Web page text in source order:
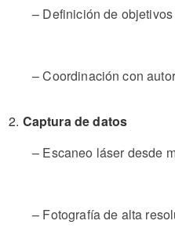
– Definición de
– Coordinación con
Captura de datos
– Escaneo láser desde
– Fotografía de alta